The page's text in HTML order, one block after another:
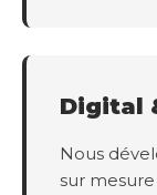
Digital
Nous
sur